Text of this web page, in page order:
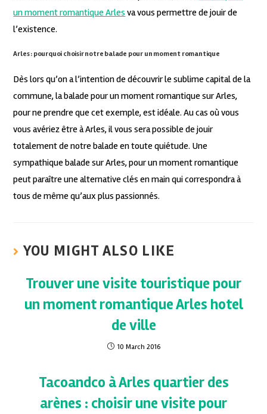
un moment romantique Arles va vous permettre de jouir de
l’existence.
Arles : pourquoi choisir notre balade pour un moment romantique
Dès lors qu’on a l’intention de découvrir le sublime capital de la
commune, la balade pour un moment romantique sur Arles,
pour ne prendre que cet exemple, est idéale. Au cas où vous
vous avériez être à Arles, il vous sera possible de jouir
totalement de notre balade en toute quiétude. Une
sympathique balade sur Arles, pour un moment romantique
peut paraître une alternative clés en main qui correspondra à
tous de même qu’aux plus passionnés.
YOU MIGHT ALSO LIKE
Trouver une visite touristique pour
un moment romantique Arles hotel
de ville
10 March 2016
Tacoandco à Arles quartier des
arènes : choisir une visite pour